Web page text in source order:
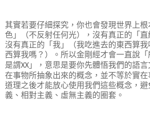
其實若要仔細探究，你也會發現世界上
色」（不反射任何光），沒有真正的「直
沒有真正的「我」（我吃進去的東西算
西算我嗎？）。所以金剛經才會一直說「
是謂XX 」，意思是要你先體悟我們的語
在事物所抽象出來的概念，並不等於實在
道理之後才能放心使用我們這些概念，
義、相對主義、虛無主義的圈套。